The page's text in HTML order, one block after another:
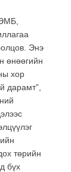
Энэ
өнөөгийн
хор
дарамт”,
төрийн
бүх